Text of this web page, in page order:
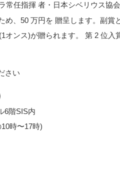
常任指揮 者・日本シベリウス協
め、50 万円を 贈呈します。副賞
オンス)が贈られます。 第 2 位入
6階SIS内
時〜17時)